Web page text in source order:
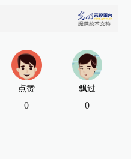
点赞
0
飘过
0